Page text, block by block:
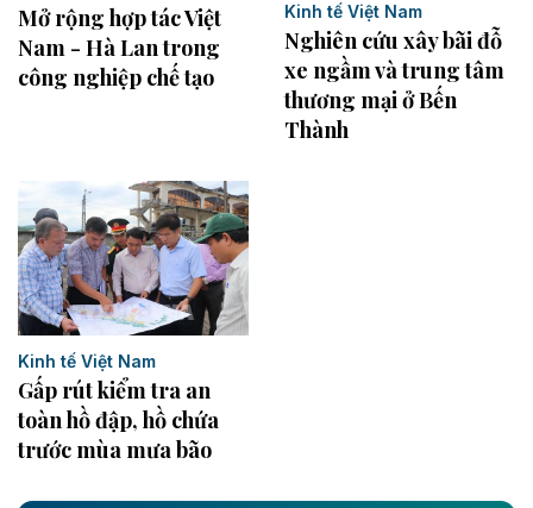
Mở rộng hợp tác Việt
Nam - Hà Lan trong
công nghiệp chế tạo
Kinh tế Việt Nam
Nghiên cứu xây bãi đỗ
xe ngầm và trung tâm
thương mại ở Bến
Thành
Kinh tế Việt Nam
Gấp rút kiểm tra an
toàn hồ đập, hồ chứa
trước mùa mưa bão